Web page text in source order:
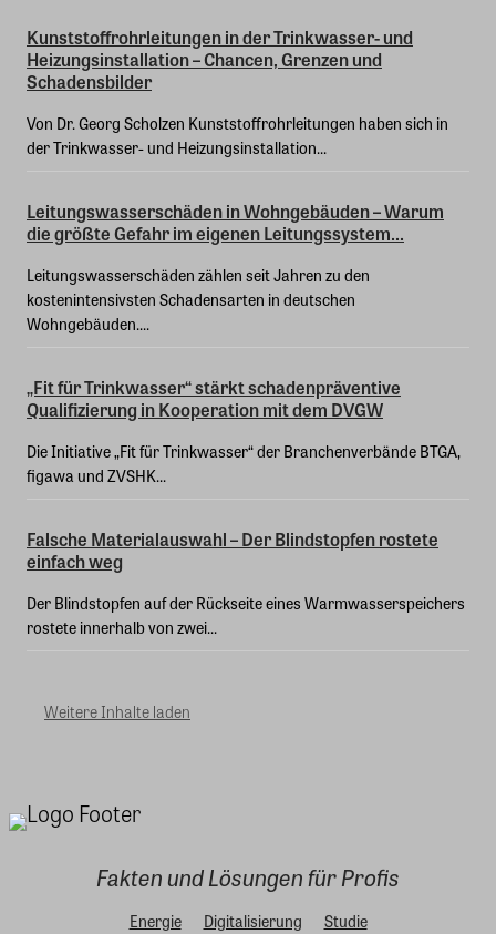
Kunststoffrohrleitungen in der Trinkwasser- und
Heizungsinstallation – Chancen, Grenzen und
Schadensbilder
Von Dr. Georg Scholzen Kunststoffrohrleitungen haben sich in
der Trinkwasser- und Heizungsinstallation...
Leitungswasserschäden in Wohngebäuden – Warum
die größte Gefahr im eigenen Leitungssystem...
Leitungswasserschäden zählen seit Jahren zu den
kostenintensivsten Schadensarten in deutschen
Wohngebäuden....
„Fit für Trinkwasser“ stärkt schadenpräventive
Qualifizierung in Kooperation mit dem DVGW
Die Initiative „Fit für Trinkwasser“ der Branchenverbände BTGA,
figawa und ZVSHK...
Falsche Materialauswahl – Der Blindstopfen rostete
einfach weg
Der Blindstopfen auf der Rückseite eines Warmwasserspeichers
rostete innerhalb von zwei...
Weitere Inhalte laden
Fakten und Lösungen für Profis
Energie Digitalisierung
Studie